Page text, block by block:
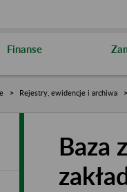
Finanse
Rejestry, ewidencje i archiwa
Baza